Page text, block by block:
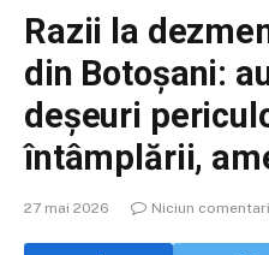
Razii la
din Botoșani:
deșeuri
întâmplării,
27 mai 2026 Niciun